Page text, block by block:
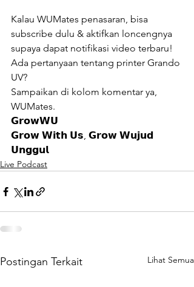
Kalau WUMates penasaran, bisa
subscribe dulu & aktifkan loncengnya
supaya dapat notifikasi video terbaru!
Ada pertanyaan tentang printer Grando
UV?
Sampaikan di kolom komentar ya,
WUMates.
𝗚𝗿𝗼𝘄𝗪𝗨
𝗚𝗿𝗼𝘄 𝗪𝗶𝘁𝗵 𝗨𝘀, 𝗚𝗿𝗼𝘄 𝗪𝘂𝗷𝘂𝗱
𝗨𝗻𝗴𝗴𝘂𝗹
Live Podcast
Postingan Terkait Lihat Semua